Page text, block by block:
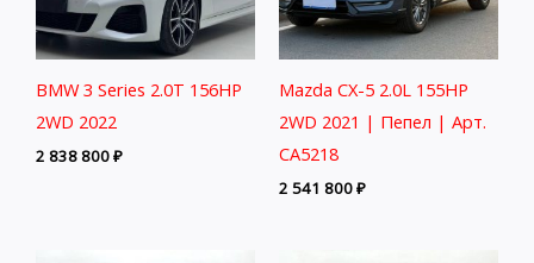
BMW 3 Series 2.0T 156HP
2WD 2022
2 838 800₽
Mazda CX-5 2.0L 155HP
2WD 2021 | Пепел | Арт.
CA5218
2 541 800₽